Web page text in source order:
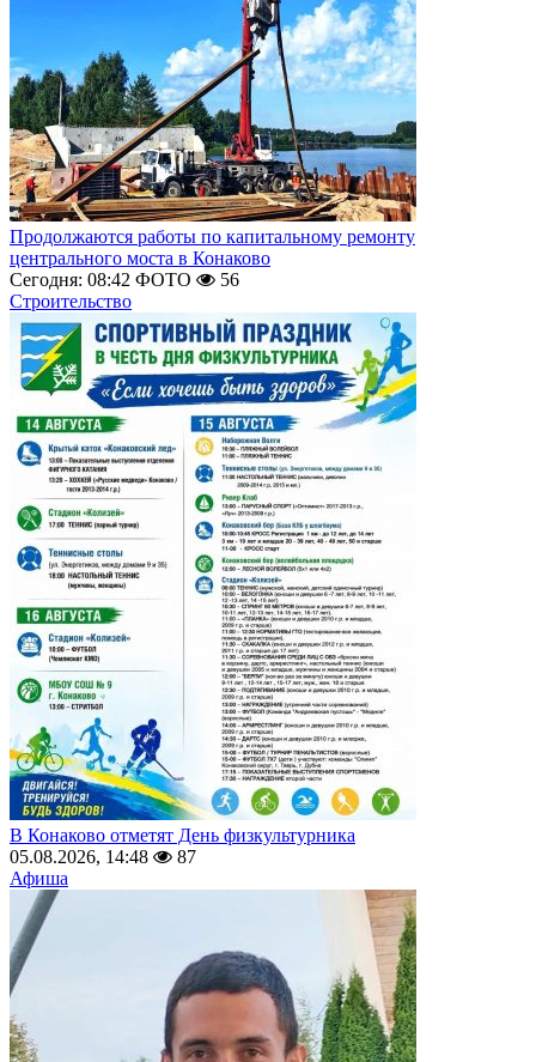
Продолжаются работы по капитальному ремонту
центрального моста в Конаково
Сегодня: 08:42 ФОТО
56
Строительство
В Конаково отметят День физкультурника
05.08.2026, 14:48
87
Афиша